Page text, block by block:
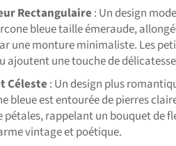
Rectangulaire: Un design
bleue taille émeraude,
une monture minimaliste. Les
ajoutent une touche de
Céleste: Un design plus
bleue est entourée de pierres
pétales, rappelant un bouquet de
vintage et poétique.